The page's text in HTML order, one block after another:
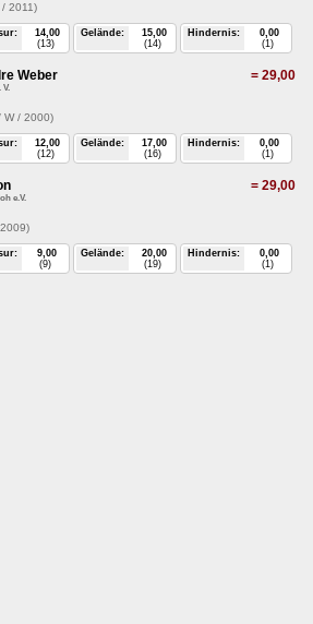
/ 2011)
Hindernis:
0,00
(1)
Gelände:
15,00
(14)
14,00
(13)
= 29,00
Weber
V.
W / 2000)
Hindernis:
0,00
(1)
Gelände:
17,00
(16)
12,00
(12)
= 29,00
e.V.
Hindernis:
0,00
(1)
Gelände:
20,00
(19)
9,00
(9)